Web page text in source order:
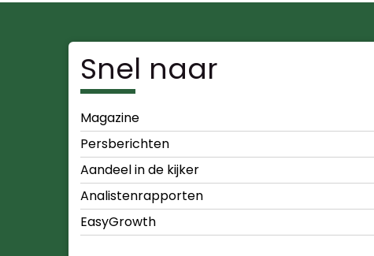
Snel naar
Magazine
Persberichten
Aandeel in de kijker
Analistenrapporten
EasyGrowth